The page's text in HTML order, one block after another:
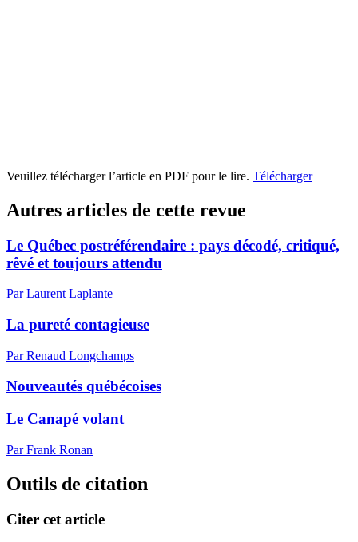
Veuillez télécharger l’article en PDF pour le lire. Télécharger
Autres articles de cette revue
Le Québec postréférendaire : pays décodé, critiqué,
rêvé et toujours attendu
Par Laurent Laplante
La pureté contagieuse
Par Renaud Longchamps
Nouveautés québécoises
Le Canapé volant
Par Frank Ronan
Outils de citation
Citer cet article